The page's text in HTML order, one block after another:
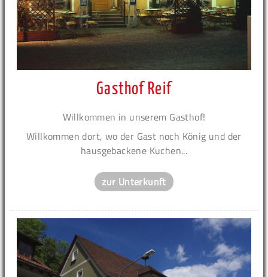
Gasthof Reif
Willkommen in unserem Gasthof!
Willkommen dort, wo der Gast noch König und der
hausgebackene Kuchen...
zur Unterkunft